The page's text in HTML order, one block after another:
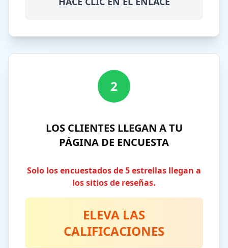
2
LOS CLIENTES LLEGAN A TU
PÁGINA DE ENCUESTA
Solo los encuestados de 5 estrellas llegan a
los sitios de reseñas.
ELEVA LAS
CALIFICACIONES